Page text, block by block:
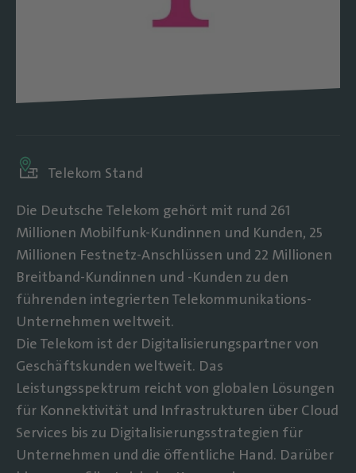
Telekom Stand
Die Deutsche Telekom gehört mit rund 261
Millionen Mobilfunk-Kundinnen und Kunden, 25
Millionen Festnetz-Anschlüssen und 22 Millionen
Breitband-Kundinnen und -Kunden zu den
führenden integrierten Telekommunikations-
Unternehmen weltweit.
Die Telekom ist der Digitalisierungspartner von
Geschäftskunden weltweit. Das
Leistungsspektrum reicht von globalen Lösungen
für Konnektivität und Infrastrukturen über Cloud
Services bis zu Digitalisierungsstrategien für
Unternehmen und die öffentliche Hand. Darüber